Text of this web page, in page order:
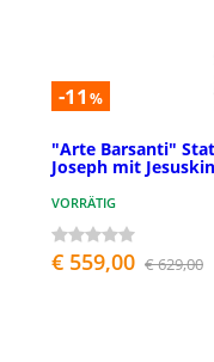
-11 %
"Arte Barsanti"
Joseph mit
VORRÄTIG
€ 559,00 € 629,00